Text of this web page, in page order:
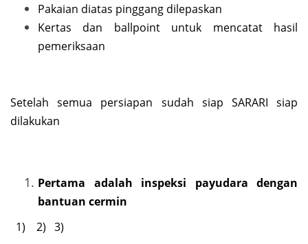
Pakaian diatas pinggang dilepaskan
Kertas dan ballpoint untuk mencatat hasil
pemeriksaan
Setelah semua persiapan sudah siap SARARI siap
dilakukan
Pertama adalah inspeksi payudara dengan
bantuan cermin
1) 2) 3)